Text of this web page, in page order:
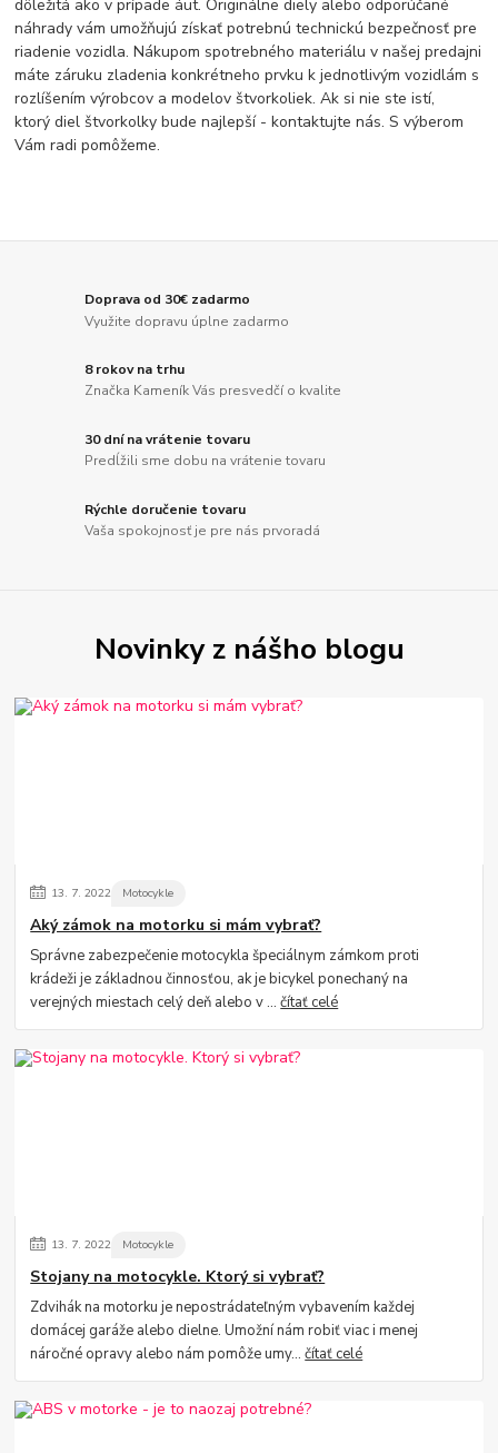
dôležitá ako v prípade áut. Originálne diely alebo odporúčané
náhrady vám umožňujú získať potrebnú technickú bezpečnosť pre
riadenie vozidla. Nákupom spotrebného materiálu v našej predajni
máte záruku zladenia konkrétneho prvku k jednotlivým vozidlám s
rozlíšením výrobcov a modelov štvorkoliek. Ak si nie ste istí,
ktorý diel štvorkolky bude najlepší - kontaktujte nás. S výberom
Vám radi pomôžeme.
Doprava od 30€ zadarmo
Využite dopravu úplne zadarmo
8 rokov na trhu
Značka Kameník Vás presvedčí o kvalite
30 dní na vrátenie tovaru
Predĺžili sme dobu na vrátenie tovaru
Rýchle doručenie tovaru
Vaša spokojnosť je pre nás prvoradá
Novinky z nášho blogu
13. 7. 2022 Motocykle
Aký zámok na motorku si mám vybrať?
Správne zabezpečenie motocykla špeciálnym zámkom proti
krádeži je základnou činnosťou, ak je bicykel ponechaný na
verejných miestach celý deň alebo v ...čítať celé
13. 7. 2022 Motocykle
Stojany na motocykle. Ktorý si vybrať?
Zdvihák na motorku je nepostrádateľným vybavením každej
domácej garáže alebo dielne. Umožní nám robiť viac i menej
náročné opravy alebo nám pomôže umy...čítať celé